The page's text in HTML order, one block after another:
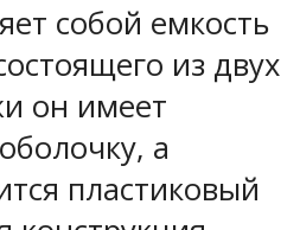
собой емкость
из двух
он имеет
а
пластиковый